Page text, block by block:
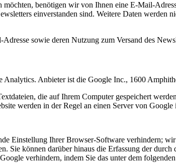
möchten, benötigen wir von Ihnen eine E-Mail-
einverstanden sind. Weitere Daten
sowie deren Nutzung zum Versand des
Analytics. Anbieter ist die Google Inc., 1600
die auf Ihrem Computer gespeichert
werden in der Regel an einen Server von
Einstellung Ihrer Browser-Software verhindern;
Sie können darüber hinaus die Erfassung der
verhindern, indem Sie das unter dem